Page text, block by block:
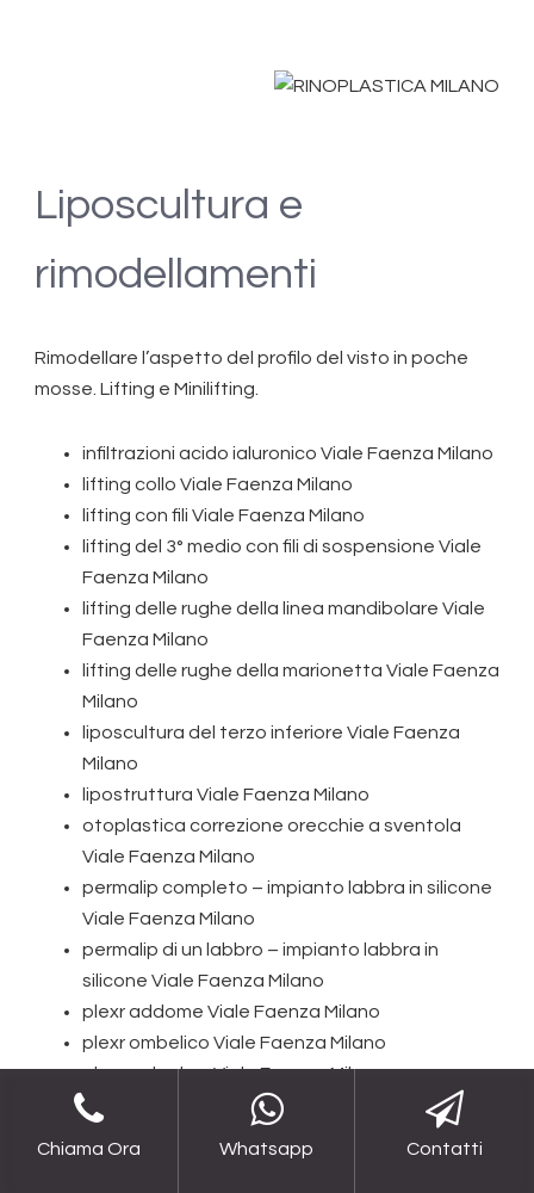
Liposcultura e
rimodellamenti
Rimodellare l’aspetto del profilo del visto in poche
mosse. Lifting e Minilifting.
infiltrazioni acido ialuronico Viale Faenza Milano
lifting collo Viale Faenza Milano
lifting con fili Viale Faenza Milano
lifting del 3° medio con fili di sospensione Viale
Faenza Milano
lifting delle rughe della linea mandibolare Viale
Faenza Milano
lifting delle rughe della marionetta Viale Faenza
Milano
liposcultura del terzo inferiore Viale Faenza
Milano
lipostruttura Viale Faenza Milano
otoplastica correzione orecchie a sventola
Viale Faenza Milano
permalip completo – impianto labbra in silicone
Viale Faenza Milano
permalip di un labbro – impianto labbra in
silicone Viale Faenza Milano
plexr addome Viale Faenza Milano
plexr ombelico Viale Faenza Milano
plexr palpebre Viale Faenza Milano
plexr post gravidanza
Chiama Ora Whatsapp Contatti